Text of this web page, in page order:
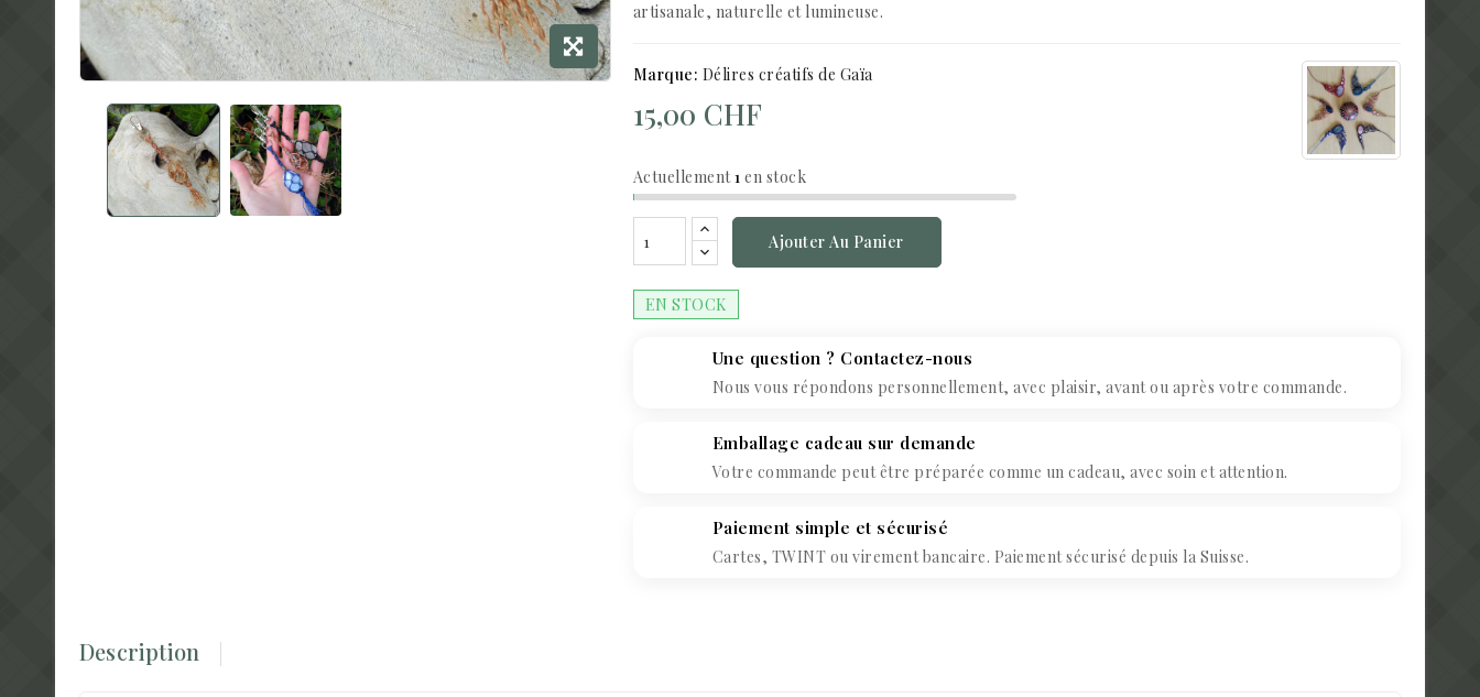
artisanale, naturelle et lumineuse.
Marque: Délires créatifs de Gaïa
Actuellement1 en stock
15,00 CHF
Ajouter Au Panier
EN STOCK
Une question ? Contactez-nous
Nous vous répondons personnellement, avec plaisir, avant ou après votre commande.
Emballage cadeau sur demande
Votre commande peut être préparée comme un cadeau, avec soin et attention.
Paiement simple et sécurisé
Cartes, TWINT ou virement bancaire. Paiement sécurisé depuis la Suisse.
Description